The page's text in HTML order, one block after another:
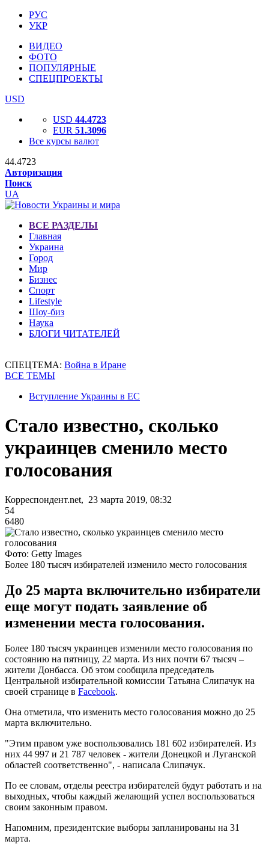
РУС
УКР
ВИДЕО
ФОТО
ПОПУЛЯРНЫЕ
СПЕЦПРОЕКТЫ
USD
USD 44.4723
EUR 51.3096
Все курсы валют
44.4723
Авторизация
Поиск
UA
ВСЕ РАЗДЕЛЫ
Главная
Украина
Город
Мир
Бизнес
Спорт
Lifestyle
Шоу-биз
Наука
БЛОГИ ЧИТАТЕЛЕЙ
СПЕЦТЕМА: Война в Иране
ВСЕ ТЕМЫ
Вступление Украины в ЕС
Стало известно, сколько
украинцев сменило место
голосования
Корреспондент.net, 23 марта 2019, 08:32
54
6480
Фото: Getty Images
Более 180 тысяч избирателей изменило место голосования
До 25 марта включительно избиратели
еще могут подать заявление об
изменении места голосования.
Более 180 тысяч украинцев изменили место голосования по
состоянию на пятницу, 22 марта. Из них почти 67 тысяч –
жители Донбасса. Об этом сообщила председатель
Центральной избирательной комиссии Татьяна Слипачук на
своей странице в Facebook.
Она отметила, что изменить место голосования можно до 25
марта включительно.
"Этим правом уже воспользовались 181 602 избирателей. Из
них 44 997 и 21 787 человек - жители Донецкой и Луганской
областей соответственно", - написала Слипачук.
По ее словам, отделы реестра избирателей будут работать и на
выходных, чтобы каждый желающий успел воспользоваться
своим законным правом.
Напомним, президентские выборы запланированы на 31
марта.